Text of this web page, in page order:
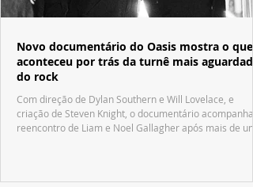
Novo documentário do Oasis mostra o que
aconteceu por trás da turnê mais aguardada
do rock
Com direção de Dylan Southern e Will Lovelace, e
criação de Steven Knight, o documentário acompanha
reencontro de Liam e Noel Gallagher após mais de